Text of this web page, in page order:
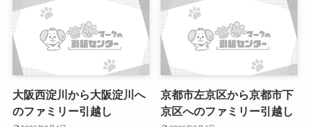
大阪西淀川から大阪淀川へ
のファミリー引越し
京都市左京区から京都市下
京区へのファミリー引越し